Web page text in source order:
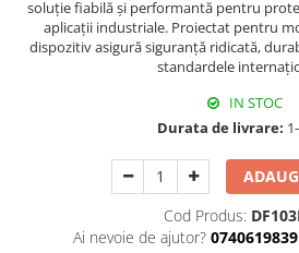
Becuri si tuburi LED
Corpuri de iluminat
Spoturi tavan
Surse de iluminat tehnic si
Corpuri liniare
soluție fiabilă și performantă pentru
aplicații industriale. Proiectat pentru
dispozitiv asigură siguranță ridicată,
standardele
IN STOC
Durata de livrare:
Cod Produs:
Ai nevoie de ajutor? 0740619839